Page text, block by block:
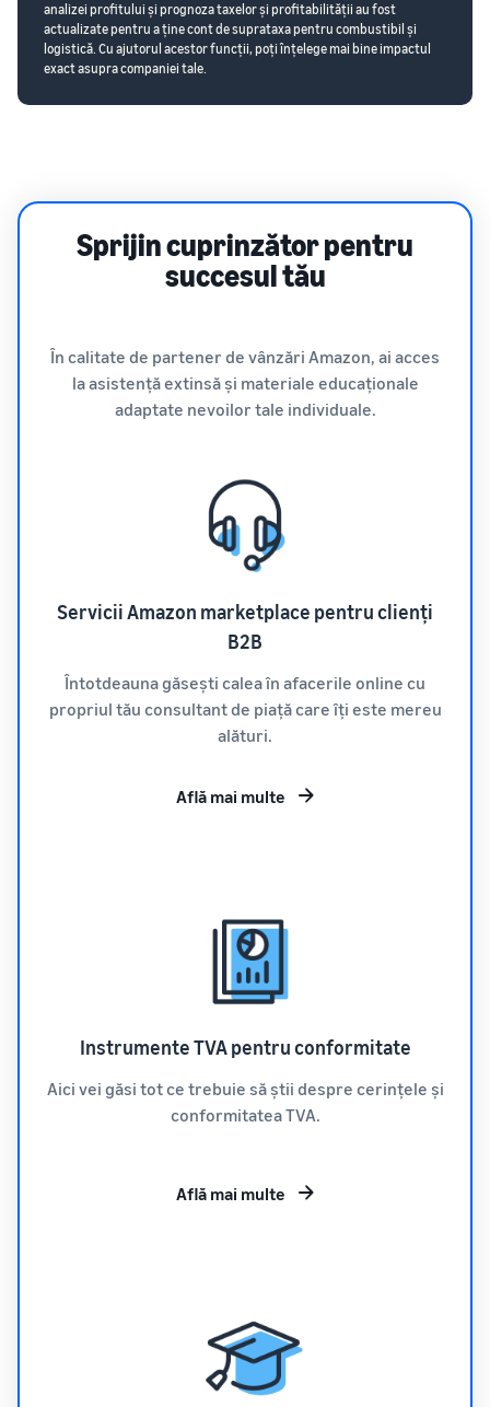
analizei profitului și prognoza taxelor și profitabilității au fost
actualizate pentru a ține cont de suprataxa pentru combustibil și
logistică. Cu ajutorul acestor funcții, poți înțelege mai bine impactul
exact asupra companiei tale.
Sprijin cuprinzător pentru
succesul tău
În calitate de partener de vânzări Amazon, ai acces
la asistență extinsă și materiale educaționale
adaptate nevoilor tale individuale.
Servicii Amazon marketplace pentru clienți
B2B
Întotdeauna găsești calea în afacerile online cu
propriul tău consultant de piață care îți este mereu
alături.
Află mai multe
Instrumente TVA pentru conformitate
Aici vei găsi tot ce trebuie să știi despre cerințele și
conformitatea TVA.
Află mai multe